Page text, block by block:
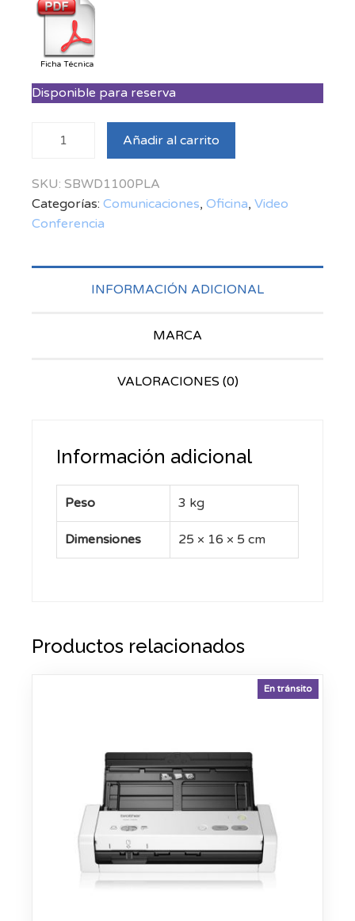
Ficha Técnica
Disponible para reserva
CMS
Enterprise
cantidad
Añadir al carrito
SKU: SBWD1100PLA
Categorías: Comunicaciones, Oficina, Video
Conferencia
INFORMACIÓN ADICIONAL
MARCA
VALORACIONES (0)
Información adicional
Peso 3 kg
Dimensiones 25 × 16 × 5 cm
Productos relacionados
En tránsito